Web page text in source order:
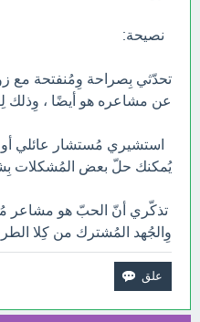
نصيحة:
تحدّثي بِصراحة وِمُنفتحة مع
عن مشاعره هو أيضًا ، وِذلك
استشيري مُستشار عائلي
يُمكنك حلّ بعض المُشكلات
تذكّري أنّ الحبّ هو مشاعر
وِالجُهد المُشترك من كِلا